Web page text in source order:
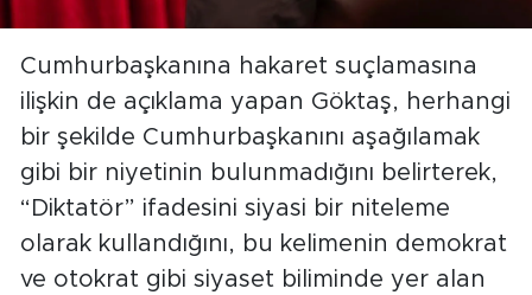
Cumhurbaşkanına hakaret suçlamasına
ilişkin de açıklama yapan Göktaş, herhangi
bir şekilde Cumhurbaşkanını aşağılamak
gibi bir niyetinin bulunmadığını belirterek,
“Diktatör” ifadesini siyasi bir niteleme
olarak kullandığını, bu kelimenin demokrat
ve otokrat gibi siyaset biliminde yer alan